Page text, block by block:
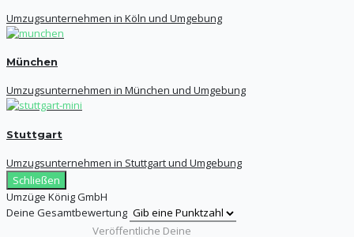
Umzugsunternehmen in Köln und Umgebung
München
Umzugsunternehmen in München und Umgebung
Stuttgart
Umzugsunternehmen in Stuttgart und Umgebung
Schließen
Umzüge König GmbH
Deine Gesamtbewertung